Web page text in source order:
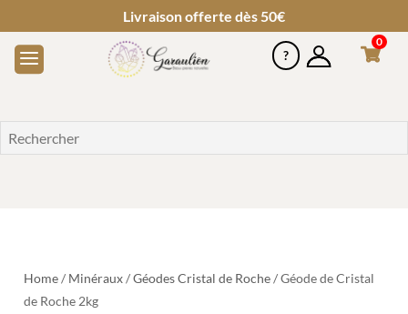
Livraison offerte dès 50€
0
Home/ Minéraux/Géodes Cristal de Roche/ Géode de Cristal
de Roche 2kg